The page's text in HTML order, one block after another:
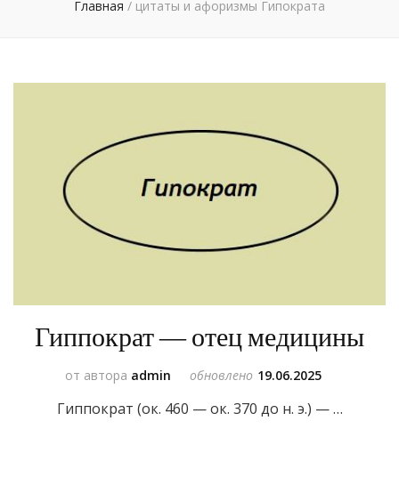
Главная / цитаты и афоризмы Гипократа
Гиппократ — отец медицины
от автора admin обновлено 19.06.2025
Гиппократ (ок. 460 — ок. 370 до н. э.) — …